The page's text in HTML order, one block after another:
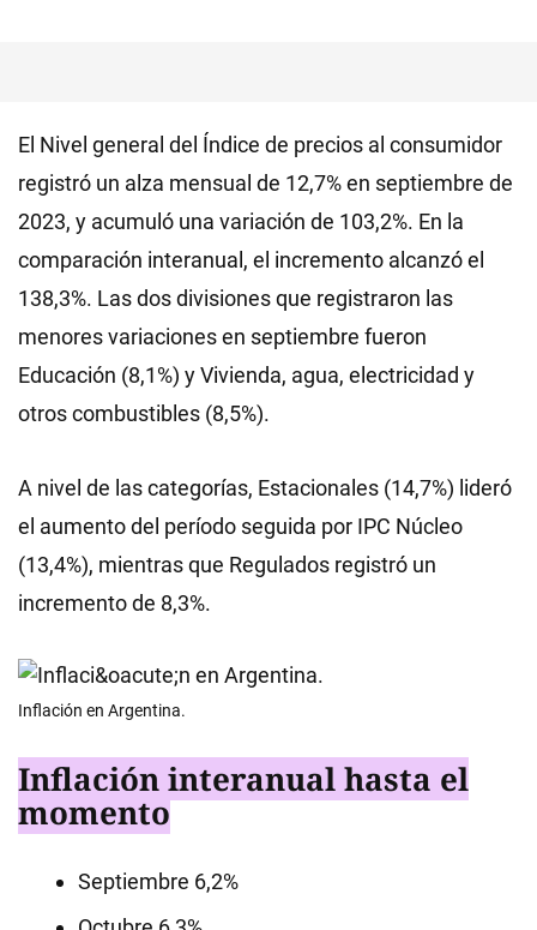
El Nivel general del Índice de precios al consumidor
registró un alza mensual de 12,7% en septiembre de
2023, y acumuló una variación de 103,2%. En la
comparación interanual, el incremento alcanzó el
138,3%. Las dos divisiones que registraron las
menores variaciones en septiembre fueron
Educación (8,1%) y Vivienda, agua, electricidad y
otros combustibles (8,5%).
A nivel de las categorías, Estacionales (14,7%) lideró
el aumento del período seguida por IPC Núcleo
(13,4%), mientras que Regulados registró un
incremento de 8,3%.
Inflación en Argentina.
Inflación interanual hasta el
momento
Septiembre 6,2%